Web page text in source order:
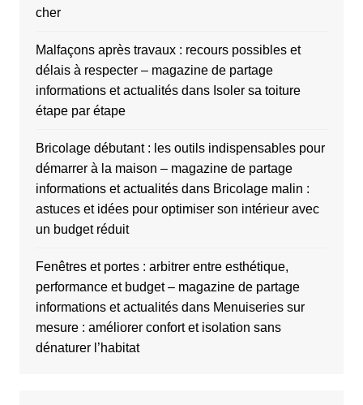
cher
Malfaçons après travaux : recours possibles et
délais à respecter – magazine de partage
informations et actualitésdans Isoler sa toiture
étape par étape
Bricolage débutant : les outils indispensables pour
démarrer à la maison – magazine de partage
informations et actualitésdans Bricolage malin :
astuces et idées pour optimiser son intérieur avec
un budget réduit
Fenêtres et portes : arbitrer entre esthétique,
performance et budget – magazine de partage
informations et actualitésdans Menuiseries sur
mesure : améliorer confort et isolation sans
dénaturer l’habitat